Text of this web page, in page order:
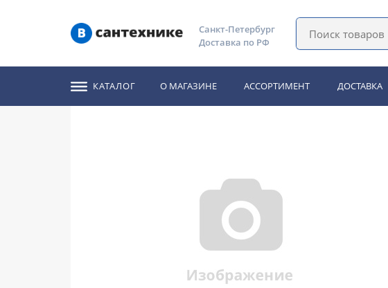
Санкт-Петербург
Доставка по РФ
КАТАЛОГ О МАГАЗИНЕ АССОРТИМЕНТ ДОСТАВКА
Тумбы под раковину в
Тумба под раковину Ravak